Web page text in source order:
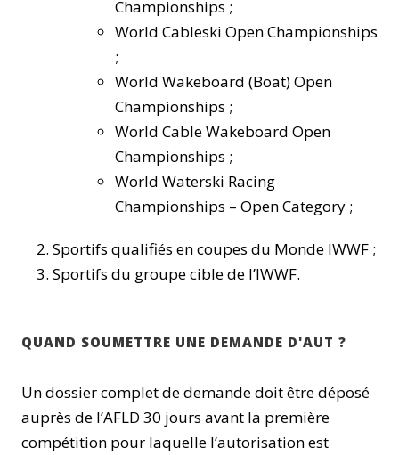
Championships ;
World Cableski Open Championships
;
World Wakeboard (Boat) Open
Championships ;
World Cable Wakeboard Open
Championships ;
World Waterski Racing
Championships – Open Category ;
Sportifs qualifiés en coupes du Monde IWWF ;
Sportifs du groupe cible de l’IWWF.
QUAND SOUMETTRE UNE DEMANDE D'AUT ?
Un dossier complet de demande doit être déposé
auprès de l’AFLD 30 jours avant la première
compétition pour laquelle l’autorisation est